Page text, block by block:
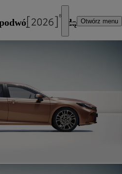
Otwórz menu
nagrodą